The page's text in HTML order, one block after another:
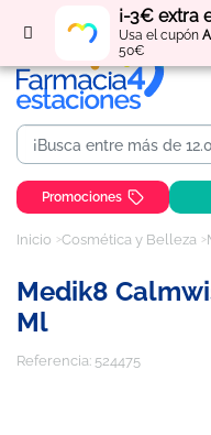
¡-3€ extra
Usa el cupón
50€
Regístratey
Promociones
Inicio Cosmética y Belleza
Medik8
Ml
Referencia: 524475